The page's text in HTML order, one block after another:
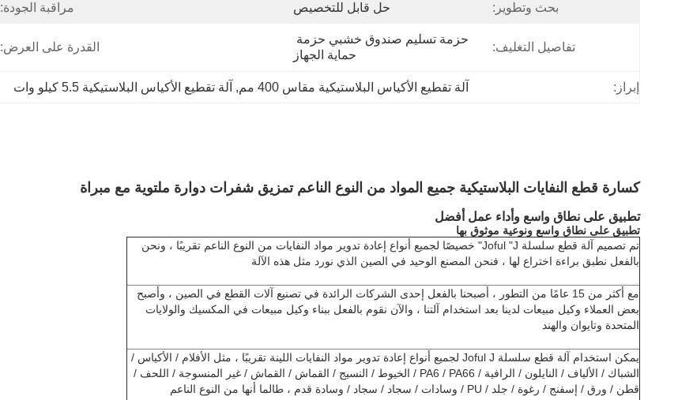
بحث وتطوير: حل قابل للتخصيص مراقبة الجودة:
تفاصيل التغليف:
حماية الجهاز
القدرة على العرض:
إبراز: آلة تقطيع الأكياس البلاستيكية مقاس 400 مم , آلة تقطيع الأكياس البلاستيكية 5.5 كيلو وات
كسارة قطع النفايات البلاستيكية جميع المواد من النوع الناعم تمزيق شفرات دوارة ملتوية مع مبراة
تطبيق على نطاق واسع وأداء عمل أفضل
تطبيق على نطاق واسع ونوعية موثوق بها
تم تصميم آلة قطع سلسلة Joful "J" خصيصًا لجميع أنواع إعادة تدوير مواد النفايات من النوع الناعم تقريبًا ، ونحن
بالفعل نطبق براءة اختراع لها ، فنحن المصنع الوحيد في الصين الذي نورد مثل هذه الآلة
مع أكثر من 15 عامًا من التطور ، أصبحنا بالفعل إحدى الشركات الرائدة في تصنيع آلات القطع في الصين ، وأصبح
بعض العملاء وكيل مبيعات لدينا بعد استخدام آلتنا ، والآن نقوم بالفعل ببناء وكيل مبيعات في المكسيك والولايات
المتحدة وتايوان والهند
يمكن استخدام آلة قطع سلسلة Joful J لجميع أنواع إعادة تدوير مواد النفايات اللينة تقريبًا ، مثل الأفلام / الأكياس /
الشباك / الألياف / النايلون / الرافية / PA6 / PA66 / الخيوط / النسيج / القماش / القماش / غير المنسوجة / اللحف /
قطن / ورق / إسفنج / رغوة / جلد / PU / وسادات / سجاد / سجاد / وسادة قدم ، طالما أنها من النوع الناعم